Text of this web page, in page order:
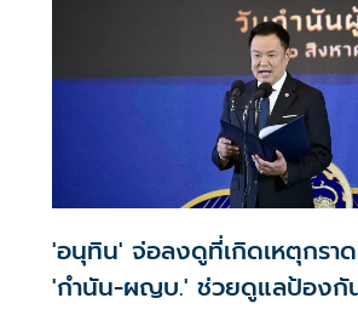
'อนุทิน' จ่อลงดูที่เกิดเหตุกรา
'กำนัน-ผญบ.' ช่วยดูแลป้องกั